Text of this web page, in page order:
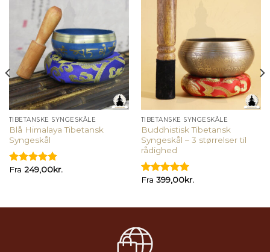
TIBETANSKE SYNGESKÅLE
Blå Himalaya Tibetansk
Syngeskål
Vurderet
Fra 249,00kr.
TIBETANSKE SYNGESKÅLE
Buddhistisk Tibetansk
Syngeskål – 3 størrelser til
rådighed
Vurderet
Fra 399,00kr.